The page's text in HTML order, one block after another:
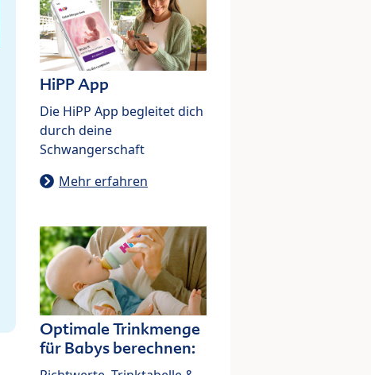
HiPP App
Die HiPP App begleitet dich
durch deine
Schwangerschaft
Mehr erfahren
Optimale Trinkmenge
für Babys berechnen: